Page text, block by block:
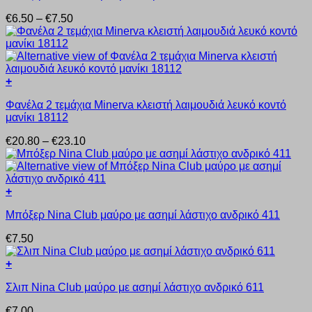
έχει
πολλαπλές
παραλλαγές.
Οι
επιλογές
μπορούν
επιλεγούν
στη
του
προϊόντος
€6.50 – €7.50Price
range:
through
€7.50
+
το
προϊόν
πολλαπλές
παραλλαγές.
Οι
επιλογές
μπορούν
επιλεγούν
σελίδα
του
προϊόντος
Φανέλα 2 τεμάχια Minerva κλειστή λαιμουδιά λευκό κοντό
μανίκι 18112
€20.80 – €23.10Price
range:
€20.80
through
+
το
έχει
πολλαπλές
παραλλαγές.
επιλογές
Μπόξερ Nina Club μαύρο με ασημί λάστιχο ανδρικό 411
€7.50
+
το
Σλιπ Nina Club μαύρο με ασημί λάστιχο ανδρικό 611